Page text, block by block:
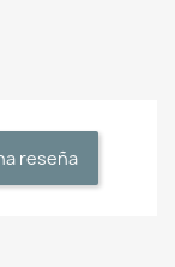
reseña